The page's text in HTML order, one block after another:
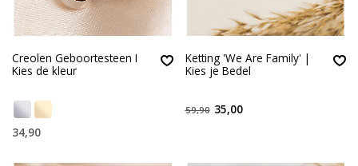
Creolen Geboortesteen I
Kies de kleur
34,90
Ketting 'We Are Family' |
Kies je Bedel
59,90 35,00